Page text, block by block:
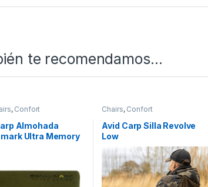
te recomendamos…
, Confort
Almohada
Ultra Memory
Chairs, Confort
Avid Carp Silla Revolve
Low